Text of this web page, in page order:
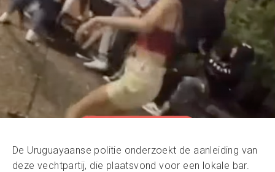
De Uruguayaanse politie onderzoekt de aanleiding van
deze vechtpartij, die plaatsvond voor een lokale bar.